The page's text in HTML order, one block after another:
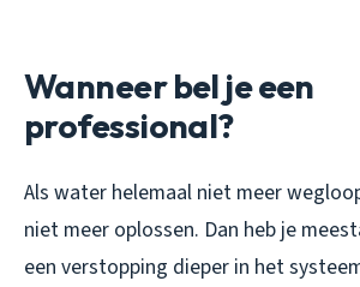
Wanneer bel je een
professional?
Als water helemaal niet meer
niet meer oplossen. Dan heb je
een verstopping dieper in het